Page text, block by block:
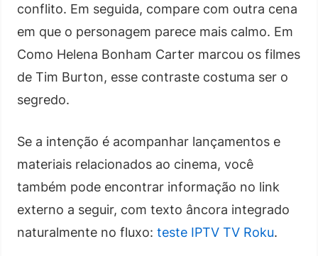
conflito. Em seguida, compare com outra cena
em que o personagem parece mais calmo. Em
Como Helena Bonham Carter marcou os filmes
de Tim Burton, esse contraste costuma ser o
segredo.
Se a intenção é acompanhar lançamentos e
materiais relacionados ao cinema, você
também pode encontrar informação no link
externo a seguir, com texto âncora integrado
naturalmente no fluxo: teste IPTV TV Roku.